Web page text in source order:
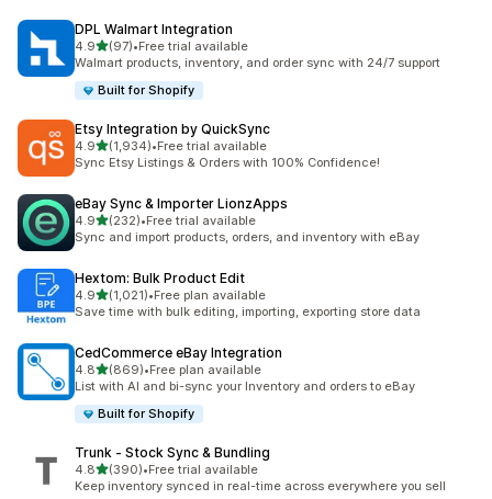
DPL Walmart Integration
4.9เต็ม 5 ดาว
(97)
ทั้งหมด 97 รีวิว
•Free trial available
Walmart products, inventory, and order sync with 24/7 support
Built for Shopify
Etsy Integration by QuickSync
4.9เต็ม 5 ดาว
(1,934)
ทั้งหมด 1934 รีวิว
•Free trial available
Sync Etsy Listings & Orders with 100% Confidence!
eBay Sync & Importer LionzApps
4.9เต็ม 5 ดาว
(232)
ทั้งหมด 232 รีวิว
•Free trial available
Sync and import products, orders, and inventory with eBay
Hextom: Bulk Product Edit
4.9เต็ม 5 ดาว
(1,021)
ทั้งหมด 1021 รีวิว
•Free plan available
Save time with bulk editing, importing, exporting store data
CedCommerce eBay Integration
4.8เต็ม 5 ดาว
(869)
ทั้งหมด 869 รีวิว
•Free plan available
List with AI and bi-sync your Inventory and orders to eBay
Built for Shopify
Trunk ‑ Stock Sync & Bundling
4.8เต็ม 5 ดาว
(390)
ทั้งหมด 390 รีวิว
•Free trial available
Keep inventory synced in real-time across everywhere you sell